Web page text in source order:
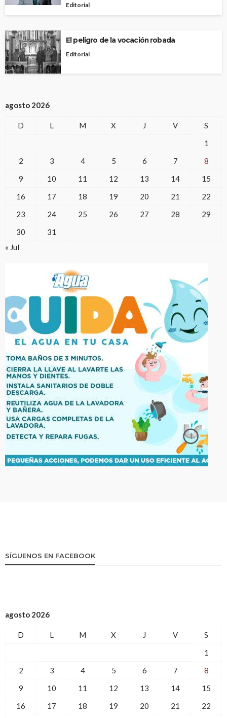
Editorial
El peligro de la vocación robada
Editorial
agosto 2026
D L M X J V
S
1
2
3 4 5 6 7
8
9
10 11 12 13 14
15
16
17 18 19 20 21
22
23
24 25 26 27 28
29
30
31
« Jul
SÍGUENOS EN FACEBOOK
agosto 2026
D L M X J V
S
1
2
3 4 5 6 7
8
9
10 11 12 13 14
15
16
17 18 19 20 21
22